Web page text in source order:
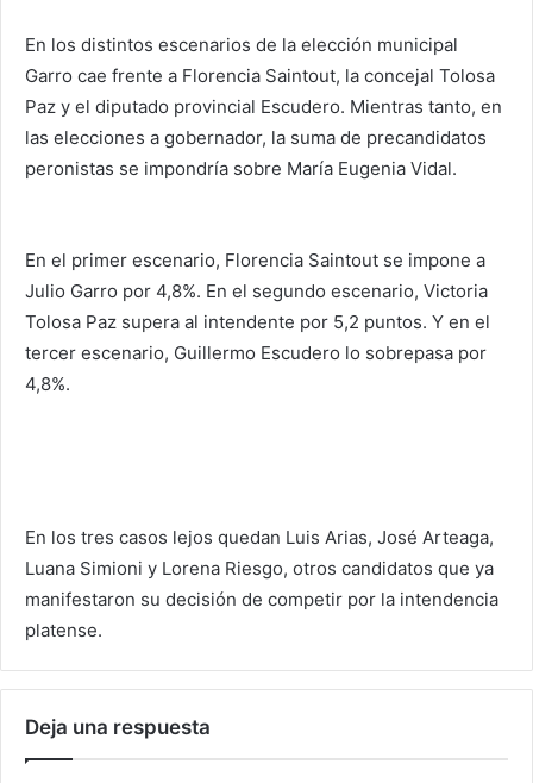
En los distintos escenarios de la elección municipal
Garro cae frente a Florencia Saintout, la concejal Tolosa
Paz y el diputado provincial Escudero. Mientras tanto, en
las elecciones a gobernador, la suma de precandidatos
peronistas se impondría sobre María Eugenia Vidal.
En el primer escenario, Florencia Saintout se impone a
Julio Garro por 4,8%. En el segundo escenario, Victoria
Tolosa Paz supera al intendente por 5,2 puntos. Y en el
tercer escenario, Guillermo Escudero lo sobrepasa por
4,8%.
En los tres casos lejos quedan Luis Arias, José Arteaga,
Luana Simioni y Lorena Riesgo, otros candidatos que ya
manifestaron su decisión de competir por la intendencia
platense.
Deja una respuesta